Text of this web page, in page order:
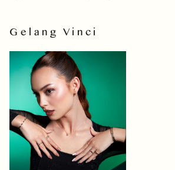
Gelang Vinci